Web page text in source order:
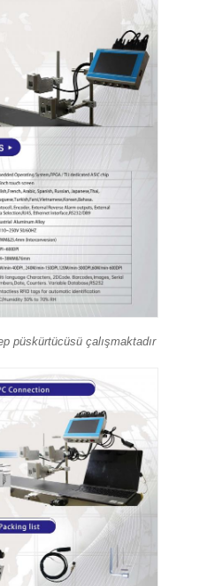
püskürtücüsü çalışmaktadır